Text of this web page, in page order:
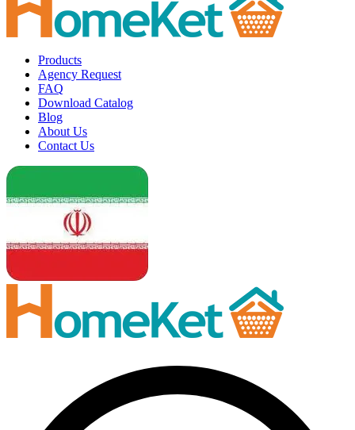
Products
Agency Request
FAQ
Download Catalog
Blog
About Us
Contact Us